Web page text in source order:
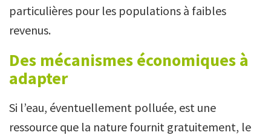
particulières pour les populations à faibles
revenus.
Des mécanismes économiques à
adapter
Si l’eau, éventuellement polluée, est une
ressource que la nature fournit gratuitement, le